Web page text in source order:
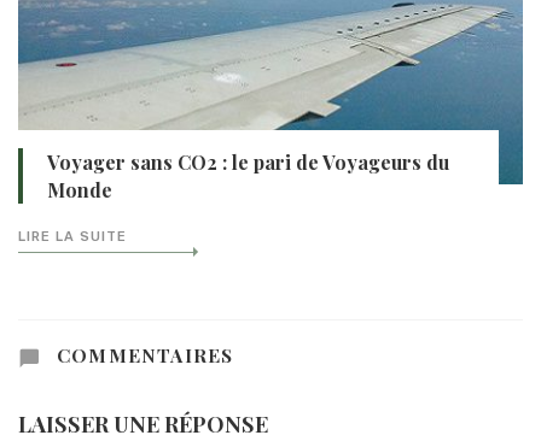
Voyager sans CO2 : le pari de Voyageurs du
Monde
LIRE LA SUITE
COMMENTAIRES
LAISSER UNE RÉPONSE